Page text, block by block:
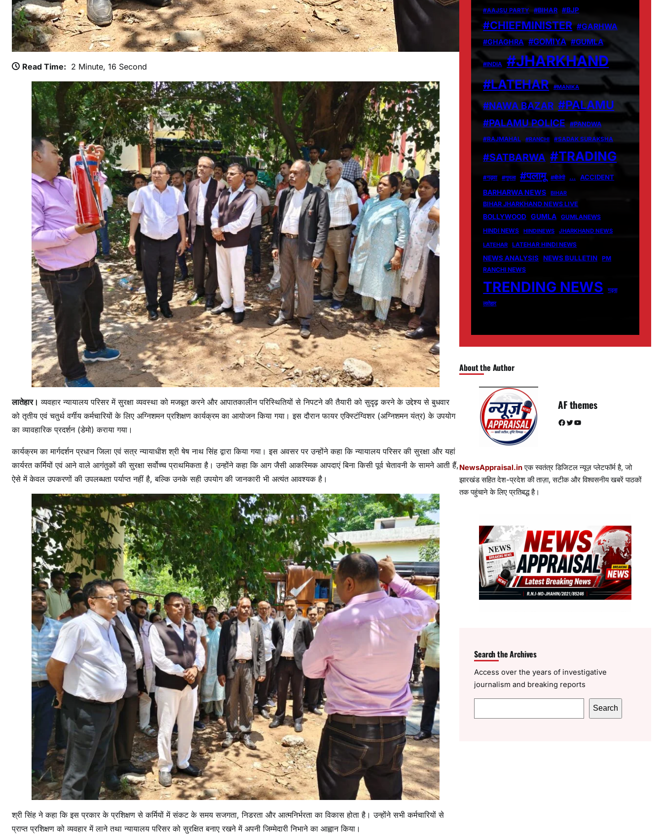
Read Time: 2 Minute, 16 Second
लातेहार। व्यवहार न्यायालय परिसर में सुरक्षा व्यवस्था को मजबूत करने और आपातकालीन परिस्थितियों से निपटने की तैयारी को सुदृढ़ करने के उद्देश्य से बुधवार
को तृतीय एवं चतुर्थ वर्गीय कर्मचारियों के लिए अग्निशमन प्रशिक्षण कार्यक्रम का आयोजन किया गया। इस दौरान फायर एक्स्टिंग्विशर (अग्निशमन यंत्र) के उपयोग
का व्यावहारिक प्रदर्शन (डेमो) कराया गया।
कार्यक्रम का मार्गदर्शन प्रधान जिला एवं सत्र न्यायाधीश श्री षेष नाथ सिंह द्वारा किया गया। इस अवसर पर उन्होंने कहा कि न्यायालय परिसर की सुरक्षा और यहां
कार्यरत कर्मियों एवं आने वाले आगंतुकों की सुरक्षा सर्वोच्च प्राथमिकता है। उन्होंने कहा कि आग जैसी आकस्मिक आपदाएं बिना किसी पूर्व चेतावनी के सामने आती हैं,
ऐसे में केवल उपकरणों की उपलब्धता पर्याप्त नहीं है, बल्कि उनके सही उपयोग की जानकारी भी अत्यंत आवश्यक है।
श्री सिंह ने कहा कि इस प्रकार के प्रशिक्षण से कर्मियों में संकट के समय सजगता, निडरता और आत्मनिर्भरता का विकास होता है। उन्होंने सभी कर्मचारियों से
प्राप्त प्रशिक्षण को व्यवहार में लाने तथा न्यायालय परिसर को सुरक्षित बनाए रखने में अपनी जिम्मेदारी निभाने का आह्वान किया।
#AAJSU PARTY #BIHAR #BJP
#CHIEFMINISTER #GARHWA
#GHAGHRA #GOMIYA #GUMLA
#INDIA #JHARKHAND
#LATEHAR #MANIKA
#NAWA BAZAR #PALAMU
#PALAMU POLICE
#PANDWA
#RAJMAHAL
#RANCHI #SADAK SURAKSHA
#SATBARWA #TRADING
#गढ़वा #गुमला #पलामू #बीजेपी … ACCIDENT
BARHARWA NEWS BIHAR
BIHAR JHARKHAND NEWS LIVE
BOLLYWOOD GUMLA
GUMLANEWS
HINDI NEWS
HINDINEWS
JHARKHAND NEWS
LATEHAR
LATEHAR HINDI NEWS
NEWS ANALYSIS NEWS BULLETIN
PM
RANCHI NEWS
TRENDING NEWS
गढ़वा
लातेहार
About the Author
AF themes
Facebook Twitter YouTube
NewsAppraisal.inएक स्वतंत्र डिजिटल न्यूज़ प्लेटफॉर्म है, जो
झारखंड सहित देश-प्रदेश की ताज़ा, सटीक और विश्वसनीय खबरें पाठकों
तक पहुंचाने के लिए प्रतिबद्ध है।
Search the Archives
Access over the years of investigative
journalism and breaking reports
e
Search